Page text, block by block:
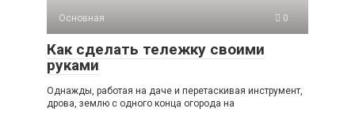
Основная 0
Как сделать тележку своими
руками
Однажды, работая на даче и перетаскивая инструмент,
дрова, землю с одного конца огорода на